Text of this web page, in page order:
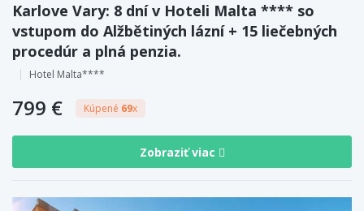
Karlove Vary: 8 dní v Hoteli Malta **** so
vstupom do Alžbětiných lázní + 15 liečebných
procedúr a plná penzia.
Hotel Malta****
799 € Kúpené 69x
Zobraziť viac